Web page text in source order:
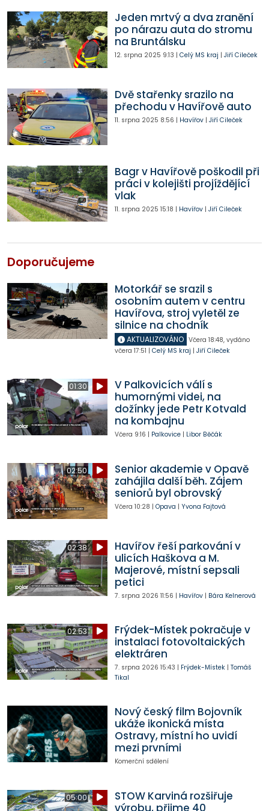
Jeden mrtvý a dva zranění
po nárazu auta do stromu
na Bruntálsku
12. srpna 2025 9:13 | Celý MS kraj | Jiří Cileček
Dvě stařenky srazilo na
přechodu v Havířově auto
11. srpna 2025 8:56 | Havířov| Jiří Cileček
Bagr v Havířově poškodil při
práci v kolejišti projíždějící
vlak
11. srpna 2025 15:18 | Havířov| Jiří Cileček
Doporučujeme
Motorkář se srazil s
osobním autem v centru
Havířova, stroj vyletěl ze
silnice na chodník
AKTUALIZOVÁNO Včera 18:48, vydáno
včera 17:51 | Celý MS kraj | Jiří Cileček
01:30
V Palkovicích válí s
humornými videi, na
dožínky jede Petr Kotvald
na kombajnu
Včera 9:16 | Palkovice| Libor Běčák
02:50
Senior akademie v Opavě
zahájila další běh. Zájem
seniorů byl obrovský
Včera 10:28 | Opava | Yvona Fajtová
02:38
Havířov řeší parkování v
ulicích Haškova a M.
Majerové, místní sepsali
petici
7. srpna 2026 11:56 | Havířov| Bára Kelnerová
02:53
Frýdek-Místek pokračuje v
instalaci fotovoltaických
elektráren
7. srpna 2026 15:43 | Frýdek-Místek| Tomáš
Tikal
Nový český film Bojovník
ukáže ikonická místa
Ostravy, místní ho uvidí
mezi prvními
Komerční sdělení
05:00
STOW Karviná rozšiřuje
výrobu, přijme 40